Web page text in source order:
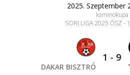
2025. Szeptember
kaminokupa
SORI LIGA 2025 ŐSZ -
DAKAR BISZTRÓ
1 - 9